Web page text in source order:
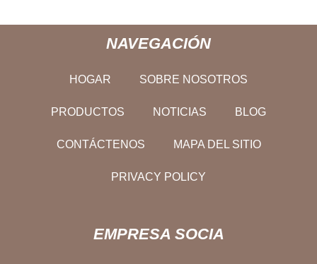
NAVEGACIÓN
HOGAR SOBRE NOSOTROS
PRODUCTOS NOTICIAS BLOG
CONTÁCTENOS MAPA DEL SITIO
PRIVACY POLICY
EMPRESA SOCIA